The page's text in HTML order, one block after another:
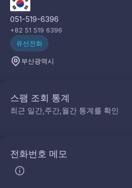
051-519-6396
+82 51 519 6396
유선전화
부산광역시
스팸 조회 통계
최근 일간,주간,월간 통계를 확인
전화번호 메모